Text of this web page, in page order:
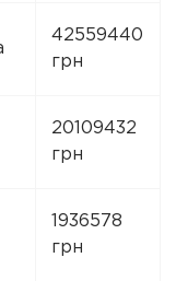
42559440
грн
20109432
грн
1936578
грн